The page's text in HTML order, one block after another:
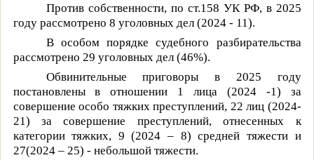
Против собственности, по ст.158 УК РФ, в 2025
году рассмотрено 8 уголовных дел (2024 - 11).
В особом порядке судебного разбирательства
рассмотрено 29 уголовных дел (46%).
Обвинительные приговоры в 2025 году
постановлены в отношении 1 лица (2024 -1) за
совершение особо тяжких преступлений, 22 лиц (2024-
21) за совершение преступлений, отнесенных к
категории тяжких, 9 (2024 – 8) средней тяжести и
27(2024 – 25) - небольшой тяжести.